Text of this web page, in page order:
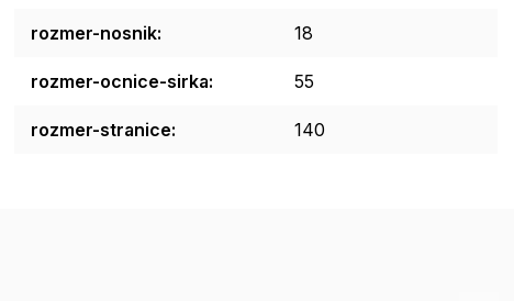
rozmer-nosnik: 18
rozmer-ocnice-sirka: 55
rozmer-stranice: 140